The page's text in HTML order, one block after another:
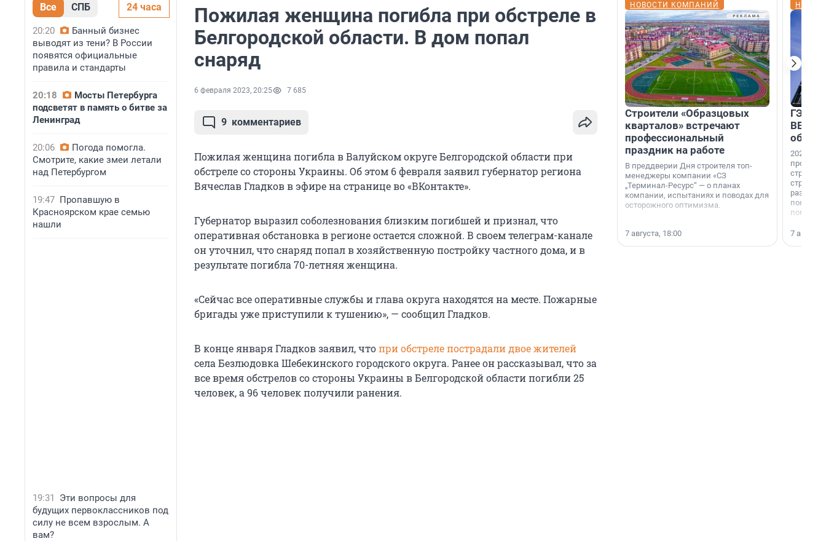
Все СПБ 24 часа
20:20
Банный бизнес
выводят из тени? В России
появятся официальные
правила и стандарты
20:18
Мосты Петербурга
подсветят в память о битве за
Ленинград
20:06
Погода помогла.
Смотрите, какие змеи летали
над Петербургом
19:47 Пропавшую в
Красноярском крае семью
нашли
19:31
Эти вопросы для
будущих первоклассников под
силу не всем взрослым. А
вам?
Пожилая женщина погибла при обстреле в
Белгородской области. В дом попал
снаряд
6 февраля 2023, 20:25 7 685
9 комментариев
Пожилая женщина погибла в Валуйском округе Белгородской области при
обстреле со стороны Украины. Об этом 6 февраля заявил губернатор региона
Вячеслав Гладков в эфире на странице во «ВКонтакте».
Губернатор выразил соболезнования близким погибшей и признал, что
оперативная обстановка в регионе остается сложной. В своем телеграм-канале
он уточнил, что снаряд попал в хозяйственную постройку частного дома, и в
результате погибла 70-летняя женщина.
«Сейчас все оперативные службы и глава округа находятся на месте. Пожарные
бригады уже приступили к тушению», — сообщил Гладков.
В конце января Гладков заявил, чтопри обстреле пострадали двое жителей
села Безлюдовка Шебекинского городского округа. Ранее он рассказывал, что за
все время обстрелов со стороны Украины в Белгородской области погибли 25
человек, а 96 человек получили ранения.
НОВОСТИ КОМПАНИЙ
Строители «Образцовых
кварталов» встречают
профессиональный
праздник на работе
В преддверии Дня строителя топ-
менеджеры компании «СЗ
„Терминал-Ресурс“ — о планах
компании, испытаниях и поводах для
осторожного оптимизма.
7 августа, 18:00
ГЭС,
ВВП: в
об
2026-й —
раз. В
7